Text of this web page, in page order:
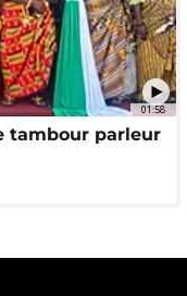
01:58
tambour parleur